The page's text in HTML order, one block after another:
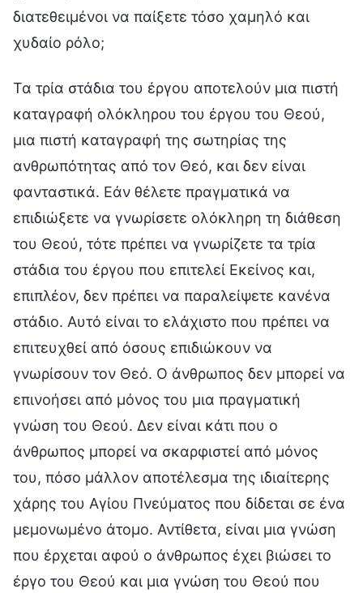
διατεθειμένοι να παίξετε τόσο χαμηλό και
χυδαίο ρόλο;
Τα τρία στάδια του έργου αποτελούν μια πιστή
καταγραφή ολόκληρου του έργου του Θεού,
μια πιστή καταγραφή της σωτηρίας της
ανθρωπότητας από τον Θεό, και δεν είναι
φανταστικά. Εάν θέλετε πραγματικά να
επιδιώξετε να γνωρίσετε ολόκληρη τη διάθεση
του Θεού, τότε πρέπει να γνωρίζετε τα τρία
στάδια του έργου που επιτελεί Εκείνος και,
επιπλέον, δεν πρέπει να παραλείψετε κανένα
στάδιο. Αυτό είναι το ελάχιστο που πρέπει να
επιτευχθεί από όσους επιδιώκουν να
γνωρίσουν τον Θεό. Ο άνθρωπος δεν μπορεί να
επινοήσει από μόνος του μια πραγματική
γνώση του Θεού. Δεν είναι κάτι που ο
άνθρωπος μπορεί να σκαρφιστεί από μόνος
του, πόσο μάλλον αποτέλεσμα της ιδιαίτερης
χάρης του Αγίου Πνεύματος που δίδεται σε ένα
μεμονωμένο άτομο. Αντίθετα, είναι μια γνώση
που έρχεται αφού ο άνθρωπος έχει βιώσει το
έργο του Θεού και μια γνώση του Θεού που